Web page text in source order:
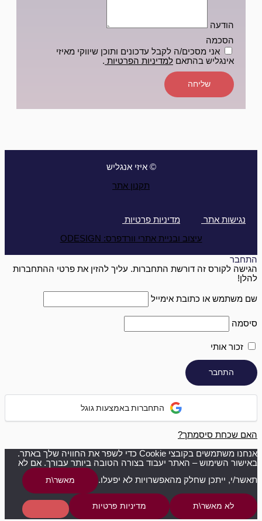
הודעה
הסכמה
אני מסכים/ה לקבל עדכונים ותוכן שיווקי מאיזי
אינגליש בהתאם למדיניות הפרטיות .
שליחה
© איזי אנגליש
תקנון אתר
נגישות אתר מדיניות פרטיות
עיצוב ובניית אתרי וורדפרס: ODESIGN
התחבר
הגישה לקורס זה דורשת התחברות. עליך להזין את פרטי ההתחברות
להלן!
שם משתמש או כתובת אימייל
סיסמה
זכור אותי
התחברות באמצעות גוגל
האם שכחת סיסמתך?
אנחנו משתמשים בקובצי Cookie כדי לשפר את החוויה שלך באתר.
באישור השימוש – האתר יעבוד בצורה הטובה ביותר עבורך. אם לא
תאשר/י, ייתכן שחלק מהאפשרויות לא יפעלו.
מאשר\ת
לא מאשר\ת מדיניות פרטיות